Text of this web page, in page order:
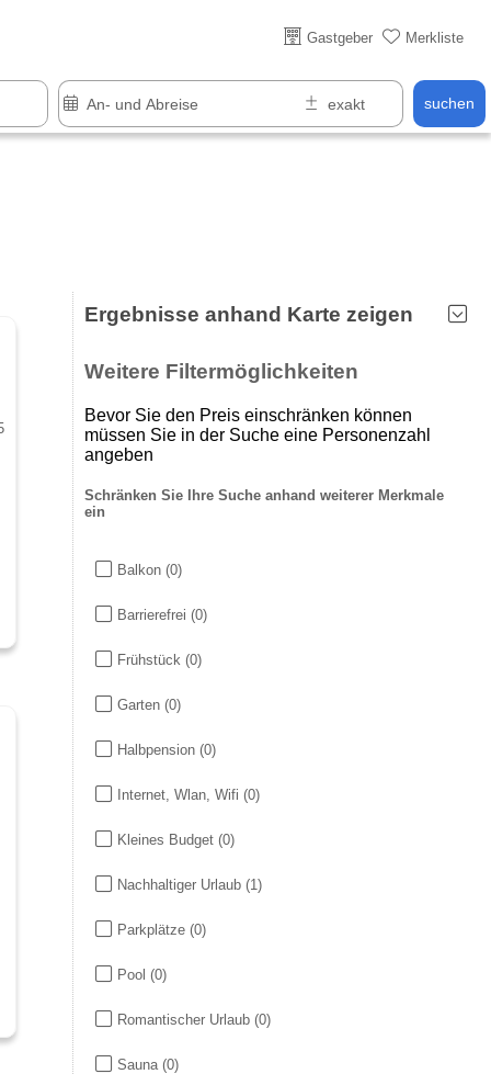
Gastgeber Merkliste
suchen
Über 25 Jahre online
Ergebnisse anhand Karte zeigen
Weitere Filtermöglichkeiten
Bevor Sie den Preis einschränken können
müssen Sie in der Suche eine Personenzahl
angeben
Schränken Sie Ihre Suche anhand weiterer Merkmale
ein
Balkon (0)
Barrierefrei (0)
Frühstück (0)
Garten (0)
Halbpension (0)
Internet, Wlan, Wifi (0)
Kleines Budget (0)
Nachhaltiger Urlaub (1)
Parkplätze (0)
Pool (0)
Romantischer Urlaub (0)
Sauna (0)